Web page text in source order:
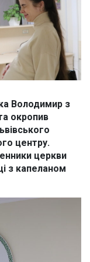
Володимир з
окропив
центру.
церкви
з капеланом